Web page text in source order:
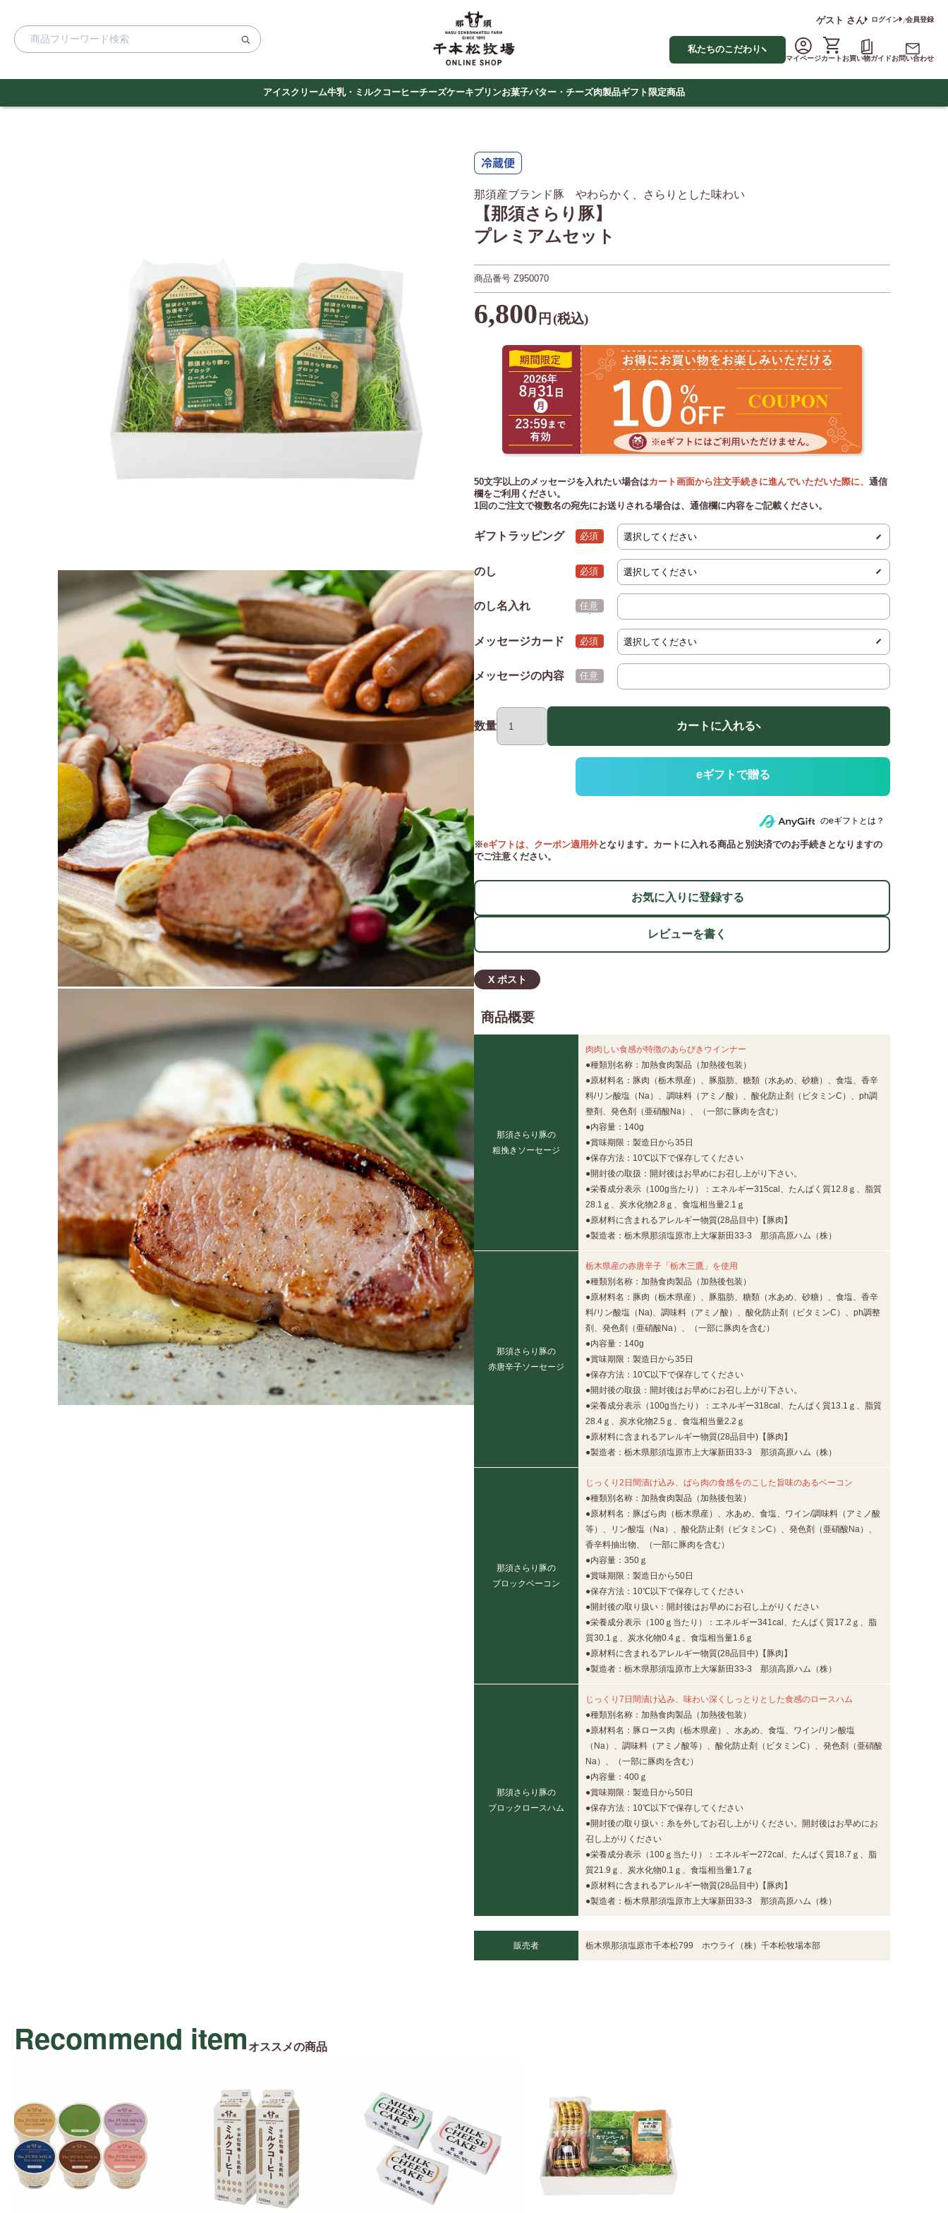
私たちのこだわり
ゲスト さん ログイン 会員登録
マイページカート お買い物ガイドお問い合わせ
アイスクリーム牛乳・ミルクコーヒーチーズケーキプリンお菓子バター・チーズ肉製品ギフト 限定商品
那須産ブランド豚 やわらかく、さらりとした味わい
【那須さらり豚】
プレミアムセット
商品番号 Z950070
6,800円 (税込)
50文字以上のメッセージを入れたい場合はカート画面から注文手続きに進んでいただいた際に、 通信
欄をご利用ください。
1回のご注文で複数名の宛先にお送りされる場合は、通信欄に内容をご記載ください。
ギフトラッピング
のし
のし名入れ
メッセージカード
メッセージの内容
数量 カートに入れる
のeギフトとは？
※eギフトは、クーポン適用外となります。カートに入れる商品と別決済でのお手続きとなりますの
でご注意ください。
お気に入りに登録する
レビューを書く
X ポスト
商品概要
那須さらり豚の
粗挽きソーセージ
肉肉しい食感が特徴のあらびきウインナー
●種類別名称：加熱食肉製品（加熱後包装）
●原材料名：豚肉（栃木県産）、豚脂肪、糖類（水あめ、砂糖）、食塩、香辛
料/リン酸塩（Na）、調味料（アミノ酸）、酸化防止剤（ビタミンC）、ph調
整剤、発色剤（亜硝酸Na）、（一部に豚肉を含む）
●内容量：140g
●賞味期限：製造日から35日
●保存方法：10℃以下で保存してください
●開封後の取扱：開封後はお早めにお召し上がり下さい。
●栄養成分表示（100g当たり）：エネルギー315cal、たんぱく質12.8ｇ、脂質
28.1ｇ、炭水化物2.8ｇ、食塩相当量2.1ｇ
●原材料に含まれるアレルギー物質(28品目中)【豚肉】
●製造者：栃木県那須塩原市上大塚新田33-3 那須高原ハム（株）
那須さらり豚の
赤唐辛子ソーセージ
栃木県産の赤唐辛子「栃木三鷹」を使用
●種類別名称：加熱食肉製品（加熱後包装）
●原材料名：豚肉（栃木県産）、豚脂肪、糖類（水あめ、砂糖）、食塩、香辛
料/リン酸塩（Na)、調味料（アミノ酸）、酸化防止剤（ビタミンC）、ph調整
剤、発色剤（亜硝酸Na）、（一部に豚肉を含む）
●内容量：140g
●賞味期限：製造日から35日
●保存方法：10℃以下で保存してください
●開封後の取扱：開封後はお早めにお召し上がり下さい。
●栄養成分表示（100g当たり）：エネルギー318cal、たんぱく質13.1ｇ、脂質
28.4ｇ、炭水化物2.5ｇ、食塩相当量2.2ｇ
●原材料に含まれるアレルギー物質(28品目中)【豚肉】
●製造者：栃木県那須塩原市上大塚新田33-3 那須高原ハム（株）
那須さらり豚の
ブロックベーコン
じっくり2日間漬け込み、ばら肉の食感をのこした旨味のあるベーコン
●種類別名称：加熱食肉製品（加熱後包装）
●原材料名：豚ばら肉（栃木県産）、水あめ、食塩、ワイン/調味料（アミノ酸
等）、リン酸塩（Na）、酸化防止剤（ビタミンC）、発色剤（亜硝酸Na）、
香辛料抽出物、（一部に豚肉を含む）
●内容量：350ｇ
●賞味期限：製造日から50日
●保存方法：10℃以下で保存してください
●開封後の取り扱い：開封後はお早めにお召し上がりください
●栄養成分表示（100ｇ当たり）：エネルギー341cal、たんぱく質17.2ｇ、脂
質30.1ｇ、炭水化物0.4ｇ、食塩相当量1.6ｇ
●原材料に含まれるアレルギー物質(28品目中)【豚肉】
●製造者：栃木県那須塩原市上大塚新田33-3 那須高原ハム（株）
那須さらり豚の
ブロックロースハム
じっくり7日間漬け込み、味わい深くしっとりとした食感のロースハム
●種類別名称：加熱食肉製品（加熱後包装）
●原材料名：豚ロース肉（栃木県産）、水あめ、食塩、ワイン/リン酸塩
（Na）、調味料（アミノ酸等）、酸化防止剤（ビタミンC）、発色剤（亜硝酸
Na）、（一部に豚肉を含む）
●内容量：400ｇ
●賞味期限：製造日から50日
●保存方法：10℃以下で保存してください
●開封後の取り扱い：糸を外してお召し上がりください。開封後はお早めにお
召し上がりください
●栄養成分表示（100ｇ当たり）：エネルギー272cal、たんぱく質18.7ｇ、脂
質21.9ｇ、炭水化物0.1ｇ、食塩相当量1.7ｇ
●原材料に含まれるアレルギー物質(28品目中)【豚肉】
●製造者：栃木県那須塩原市上大塚新田33-3 那須高原ハム（株）
販売者 栃木県那須塩原市千本松799 ホウライ（株）千本松牧場本部
Recommend item オススメの商品